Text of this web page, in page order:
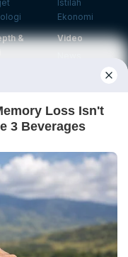
Istilah
Ekonomi
&
Video
Podcast